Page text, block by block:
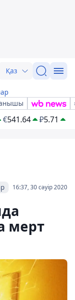
Қаз
€541.64 ₽5.71
16:37, 30 сәуір 2020
мерт